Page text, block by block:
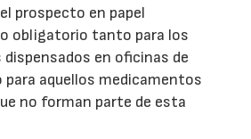
prospecto en papel
obligatorio tanto para los
en oficinas de
aquellos medicamentos
no forman parte de esta